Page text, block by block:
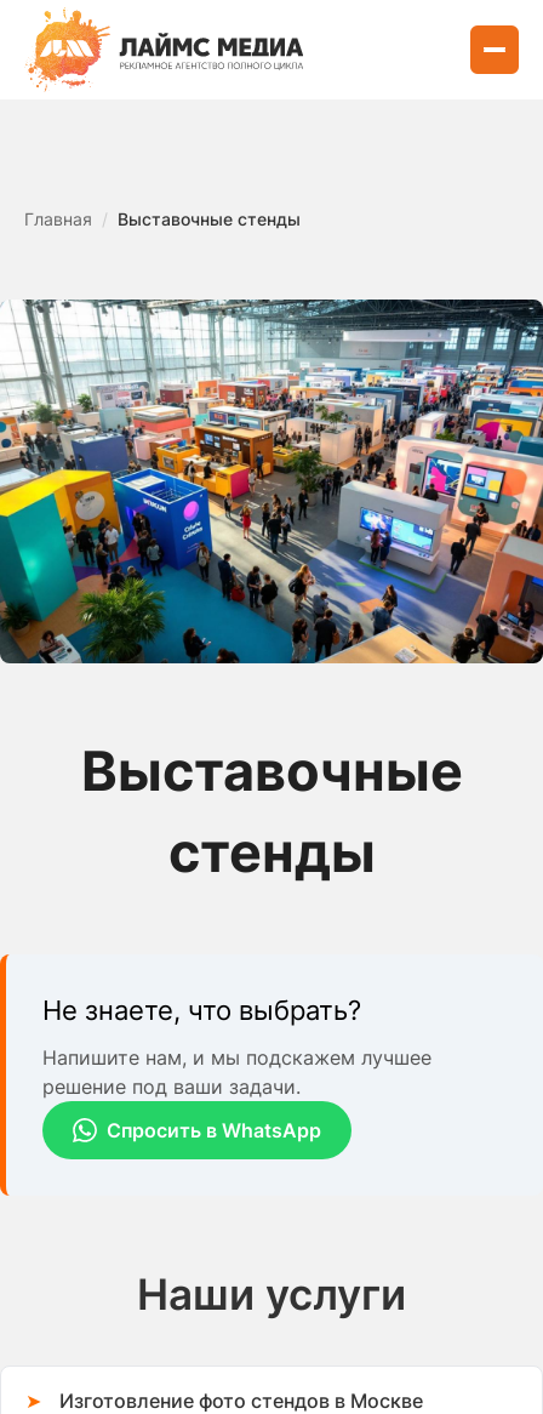
Главная / Выставочные стенды
Выставочные
стенды
Не знаете, что выбрать?
Напишите нам, и мы подскажем лучшее
решение под ваши задачи.
Спросить в WhatsApp
Наши услуги
Изготовление фото стендов в Москве